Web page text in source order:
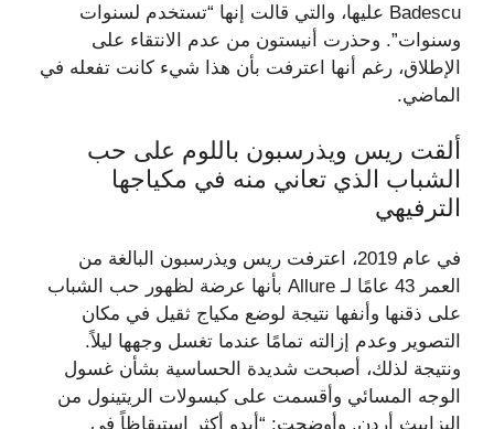
Badescu عليها، والتي قالت إنها “تستخدم لسنوات
وسنوات”. وحذرت أنيستون من عدم الانتقاء على
الإطلاق، رغم أنها اعترفت بأن هذا شيء كانت تفعله في
الماضي.
ألقت ريس ويذرسبون باللوم على حب
الشباب الذي تعاني منه في مكياجها
الترفيهي
في عام 2019، اعترفت ريس ويذرسبون البالغة من
العمر 43 عامًا لـ Allure بأنها عرضة لظهور حب الشباب
على ذقنها وأنفها نتيجة لوضع مكياج ثقيل في مكان
التصوير وعدم إزالته تمامًا عندما تغسل وجهها ليلاً.
ونتيجة لذلك، أصبحت شديدة الحساسية بشأن غسول
الوجه المسائي وأقسمت على كبسولات الريتينول من
إليزابيث أردن. وأوضحت: “أبدو أكثر استيقاظاً في